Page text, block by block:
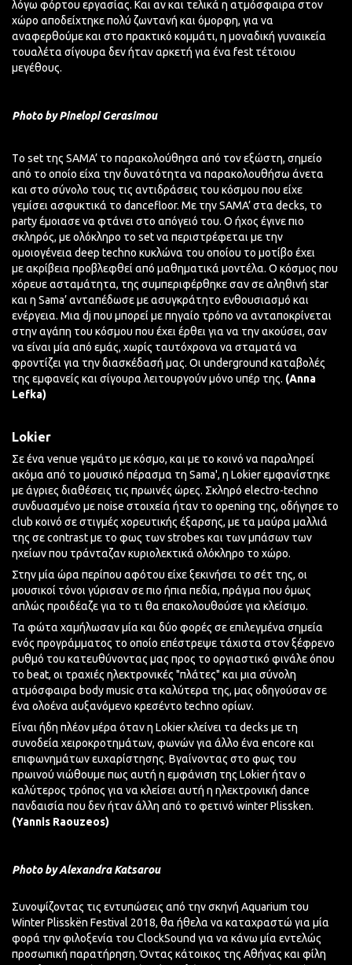
λόγω φόρτου εργασίας. Και αν και τελικά η ατμόσφαιρα στον
χώρο αποδείχτηκε πολύ ζωντανή και όμορφη, για να
αναφερθούμε και στο πρακτικό κομμάτι, η μοναδική γυναικεία
τουαλέτα σίγουρα δεν ήταν αρκετή για ένα fest τέτοιου
μεγέθους.
Photo by Pinelopi Gerasimou
Tο set της SAMA’ το παρακολούθησα από τον εξώστη, σημείο
από το οποίο είχα την δυνατότητα να παρακολουθήσω άνετα
και στο σύνολο τους τις αντιδράσεις του κόσμου που είχε
γεμίσει ασφυκτικά το dancefloor. Με την SAMA’ στα decks, το
party έμοιασε να φτάνει στο απόγειό του. Ο ήχος έγινε πιο
σκληρός, μεολόκληρο το set να περιστρέφεται με την
ομοιογένεια deep techno κυκλώνα του οποίου το μοτίβο έχει
μεακρίβεια προβλεφθεί από μαθηματικά μοντέλα. Ο κόσμος που
χόρευε ασταμάτητα, της συμπεριφέρθηκε σαν σε αληθινή star
και η Sama’ ανταπέδωσε με ασυγκράτητο ενθουσιασμό και
ενέργεια. Mια dj που μπορεί με πηγαίο τρόπο να ανταποκρίνεται
στην αγάπη του κόσμου που έχει έρθει για να την ακούσει, σαν
να είναι μία από εμάς, χωρίς ταυτόχρονα να σταματά να
φροντίζει για τηνδιασκέδασή μας. Οι underground καταβολές
της εμφανείς και σίγουρα λειτουργούν μόνο υπέρ της. (Anna
Lefka)
Lokier
Σε ένα venue γεμάτο με κόσμο, και με το κοινό να παραληρεί
ακόμα από το μουσικό πέρασμα τη Sama', η Lokier εμφανίστηκε
με άγριες διαθέσεις τις πρωινές ώρες. Σκληρό electro-techno
συνδυασμένο με noise στοιχεία ήταν το opening της, οδήγησε το
club κοινό σε στιγμές χορευτικής έξαρσης, με τα μαύρα μαλλιά
της σε contrast με το φως των strobes και των μπάσων των
ηχείων που τράνταζαν κυριολεκτικά ολόκληρο το χώρο.
Στην μία ώρα περίπου αφότου είχε ξεκινήσει το σέτ της, οι
μουσικοί τόνοι γύρισαν σε πιο ήπια πεδία, πράγμα που όμως
απλώς προιδέαζε για το τι θα επακολουθούσε για κλείσιμο.
Τα φώτα χαμήλωσαν μία και δύο φορές σε επιλεγμένα σημεία
ενός προγράμματος το οποίο επέστρεψε τάχιστα στον ξέφρενο
ρυθμό του κατευθύνοντας μας προς το οργιαστικό φινάλε όπου
το beat, οι τραχιές ηλεκτρονικές "πλάτες" και μια σύνολη
ατμόσφαιρα body music στα καλύτερα της, μας οδηγούσαν σε
ένα ολοένα αυξανόμενο κρεσέντο techno ορίων.
Είναι ήδη πλέον μέρα όταν η Lokier κλείνει τα decks με τη
συνοδεία χειροκροτημάτων, φωνών για άλλο ένα encore και
επιφωνημάτων ευχαρίστησης. Βγαίνοντας στο φως του
πρωινού νιώθουμε πως αυτή η εμφάνιση της Lokier ήταν ο
καλύτερος τρόπος για να κλείσει αυτή η ηλεκτρονική dance
πανδαισία που δεν ήταν άλλη από το φετινό winter Plissken.
(Yannis Raouzeos)
Photo by Alexandra Katsarou
Συνοψίζοντας τις εντυπώσεις από την σκηνή Aquarium του
WinterPlisskën Festival 2018, θα ήθελα να καταχραστώ για μία
φορά την φιλοξενία του ClockSound για να κάνω μία εντελώς
προσωπική παρατήρηση. Όντας κάτοικος της Αθήνας και φίλη